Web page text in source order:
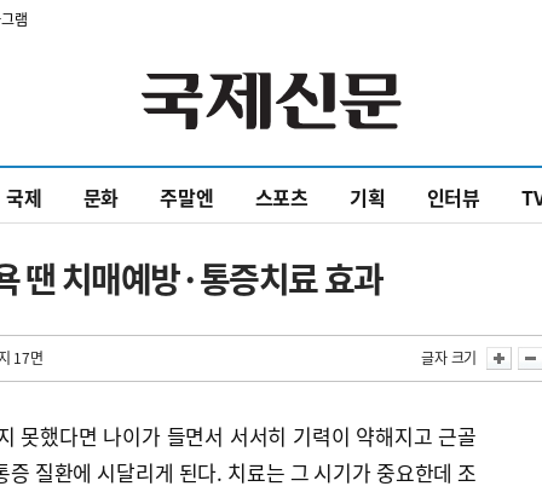
램
국제 문화 주말엔 스포츠 기획 인터뷰
땐 치매예방·통증치료 효과
17면 글자 크기
못했다면 나이가 들면서 서서히 기력이 약해지고 근골
질환에 시달리게 된다. 치료는 그 시기가 중요한데 조